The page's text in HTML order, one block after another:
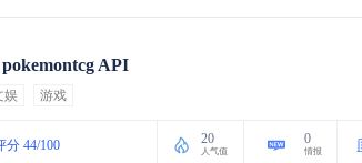
pokemontcg API
娱 游戏
分 44/100 20
人气值
0
情报